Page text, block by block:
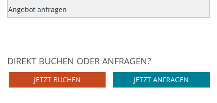
Angebot anfragen
DIREKT BUCHEN ODER ANFRAGEN?
JETZT ANFRAGEN
JETZT BUCHEN